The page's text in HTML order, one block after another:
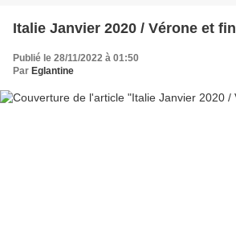
Italie Janvier 2020 / Vérone et fin
Publié le 28/11/2022 à 01:50
Par Eglantine